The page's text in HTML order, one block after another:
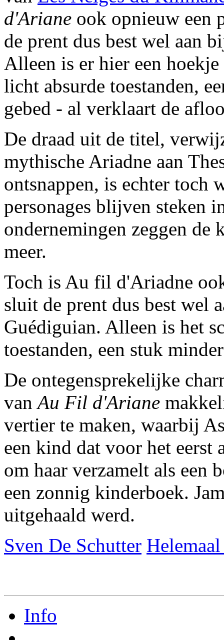
d'Ariane ook opnieuw een
de prent dus best wel aan
Alleen is er hier een
licht absurde toestanden,
gebed - al verklaart de
De draad uit de titel,
mythische Ariadne aan
ontsnappen, is echter toch
personages blijven steken
ondernemingen zeggen
meer.
Toch is Au fil d'Ariadne
sluit de prent dus best wel
Guédiguian. Alleen is het
toestanden, een stuk
De ontegensprekelijke
van Au Fil d'Ariane
vertier te maken, waarbij
een kind dat voor het eerst
om haar verzamelt als een
een zonnig kinderboek.
uitgehaald werd.
Sven De Schutter
Info